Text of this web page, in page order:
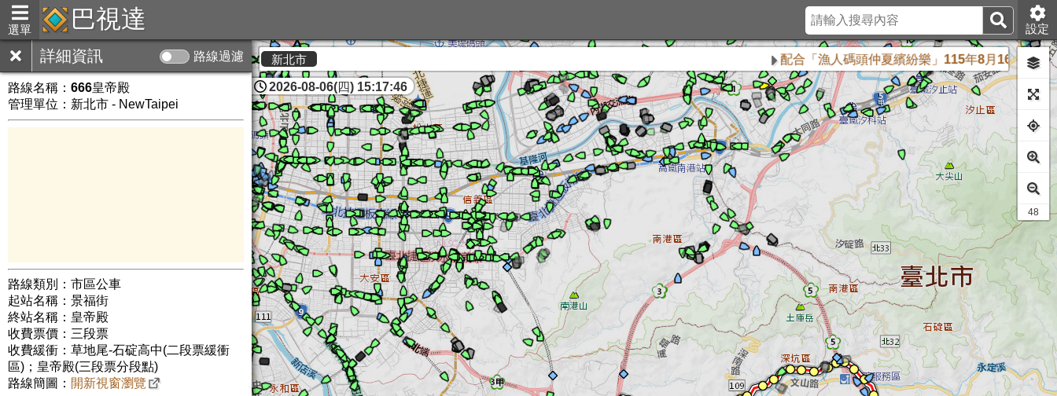
選單 巴視達 設定
詳細資訊 路線過濾
路線名稱： 666皇帝殿
管理單位：新北市 - NewTaipei
路線類別：市區公車
起站名稱：景福街
終站名稱：皇帝殿
收費票價：三段票
收費緩衝：草地尾-石碇高中(二段票緩衝
區)；皇帝殿(三段票分段點)
路線簡圖： 開新視窗瀏覽
新北市 配合「漁人碼頭仲夏繽紛樂」115年8月16日、8月23日
2026-08-06(四) 15:17:46
40